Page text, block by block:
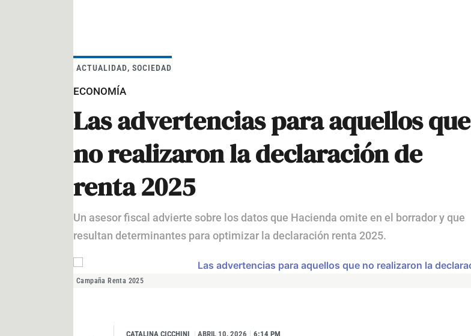
ACTUALIDAD, SOCIEDAD
ECONOMÍA
Las advertencias para aquellos que
no realizaron la declaración de
renta 2025
Un asesor fiscal advierte sobre los datos que Hacienda omite en el borrador y que
resultan determinantes para optimizar la declaración renta 2025.
Campaña Renta 2025
CATALINA CICCHINI I ABRIL 10, 2026 6:14 PM